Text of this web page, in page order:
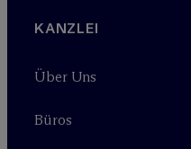
KANZLEI
Über Uns
Büros